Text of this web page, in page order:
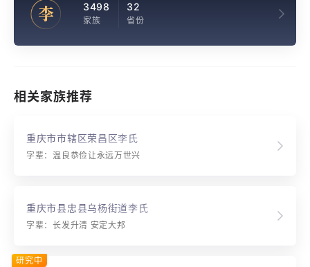
李 3498
家族
32
省份
相关家族推荐
重庆市市辖区荣昌区李氏
字辈：温良恭俭让永远万世兴
重庆市县忠县乌杨街道李氏
字辈：长发升清 安定大邦
研究中